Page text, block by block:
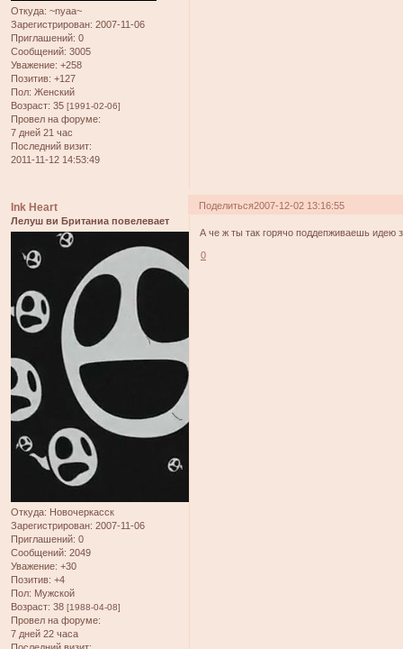
Откуда: ~nyaa~
Зарегистрирован: 2007-11-06
Приглашений: 0
Сообщений: 3005
Уважение: +258
Позитив: +127
Пол: Женский
Возраст: 35 [1991-02-06]
Провел на форуме:
7 дней 21 час
Последний визит:
2011-11-12 14:53:49
Поделиться2007-12-02 13:16:55
Ink Heart
Лелуш ви Британиа повелевает
Откуда: Новочеркасск
Зарегистрирован: 2007-11-06
Приглашений: 0
Сообщений: 2049
Уважение: +30
Позитив: +4
Пол: Мужской
Возраст: 38 [1988-04-08]
Провел на форуме:
7 дней 22 часа
А че ж ты так горячо поддепживаешь идею
0